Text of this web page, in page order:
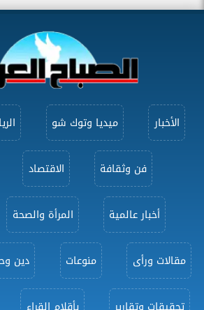
الأخبار ميديا وتوك شو
فن وثقافة الاقتصاد
أخبار عالمية المرأة والصحة
مقالات ورأى منوعات دين